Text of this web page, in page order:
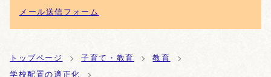
メール送信フォーム
トップページ 子育て・教育
教育
学校配置の適正化